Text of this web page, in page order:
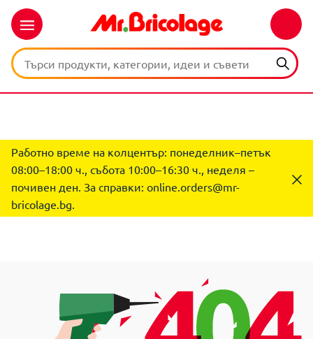
Работно време на колцентър: понеделник–петък
08:00–18:00 ч., събота 10:00–16:30 ч., неделя –
почивен ден. За справки: online.orders@mr-
bricolage.bg.